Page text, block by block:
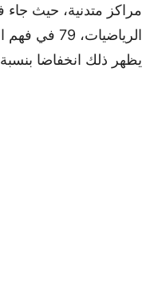
يظهر ذلك انخفاضا بنسبة 9 مراكز في المجموع.